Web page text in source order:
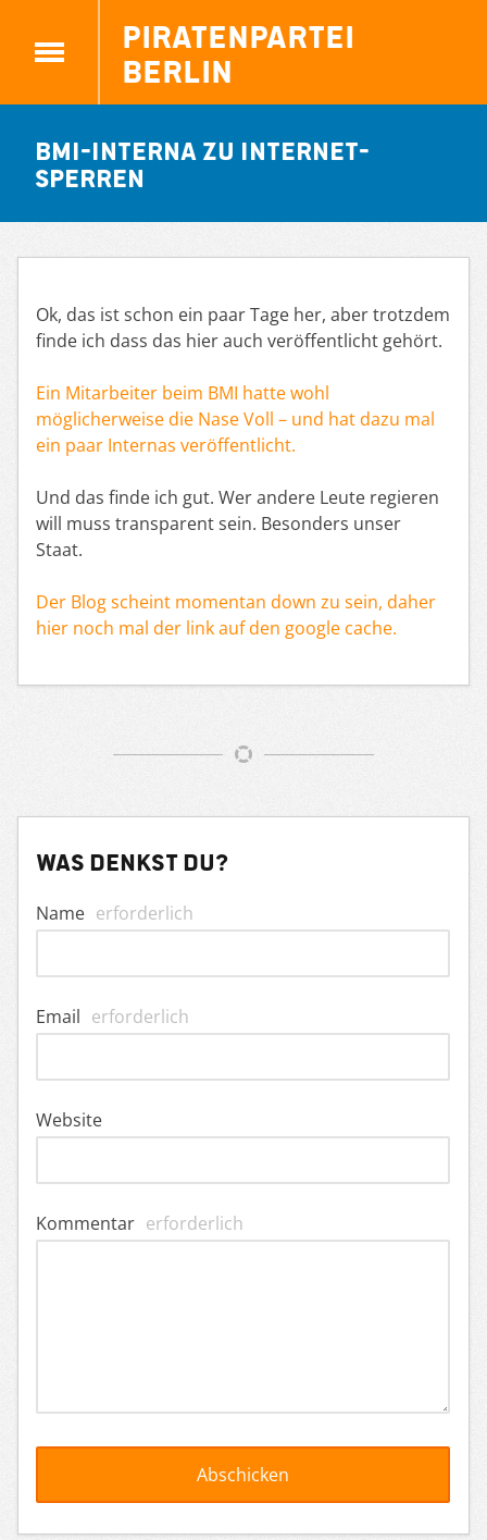
Piratenpartei
Berlin
BMI-Interna zu Internet-
Sperren
Ok, das ist schon ein paar Tage her, aber trotzdem
finde ich dass das hier auch veröffentlicht gehört.
Ein Mitarbeiter beim BMI hatte wohl
möglicherweise die Nase Voll – und hat dazu mal
ein paar Internas veröffentlicht.
Und das finde ich gut. Wer andere Leute regieren
will muss transparent sein. Besonders unser
Staat.
Der Blog scheint momentan down zu sein, daher
hier noch mal der link auf den google cache.
Was denkst du?
Name erforderlich
Email erforderlich
Website
Kommentar erforderlich